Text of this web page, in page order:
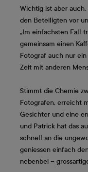
Wichtig ist aber
den Beteiligten vor
„Im einfachsten Fall
gemeinsam einen
Fotograf auch nur
Zeit mit anderen
Stimmt die Chemie
Fotografen, erreicht
Gesichter und eine
und Patrick hat das
schnell an die
geniessen einfach
nebenbei –